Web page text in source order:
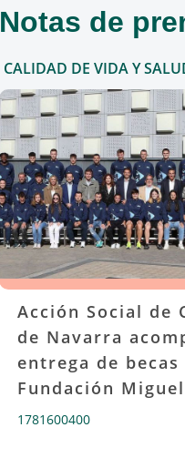
Notas de
CALIDAD DE VIDA Y
Acción Social de
de Navarra
entrega de becas
Fundación
1781600400